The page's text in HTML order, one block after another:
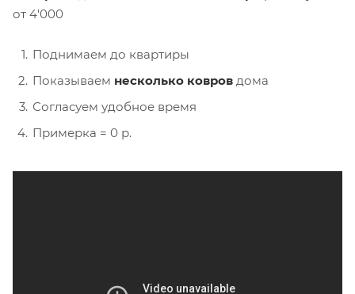
от 4'000
Поднимаем до квартиры
Показываем несколько ковров дома
Согласуем удобное время
Примерка = 0 р.